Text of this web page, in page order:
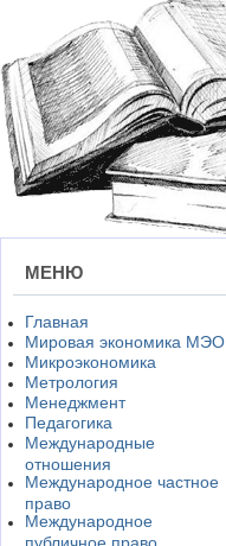
МЕНЮ
Главная
Мировая экономика МЭО
Микроэкономика
Метрология
Менеджмент
Педагогика
Международные
отношения
Международное частное
право
Международное
публичное право